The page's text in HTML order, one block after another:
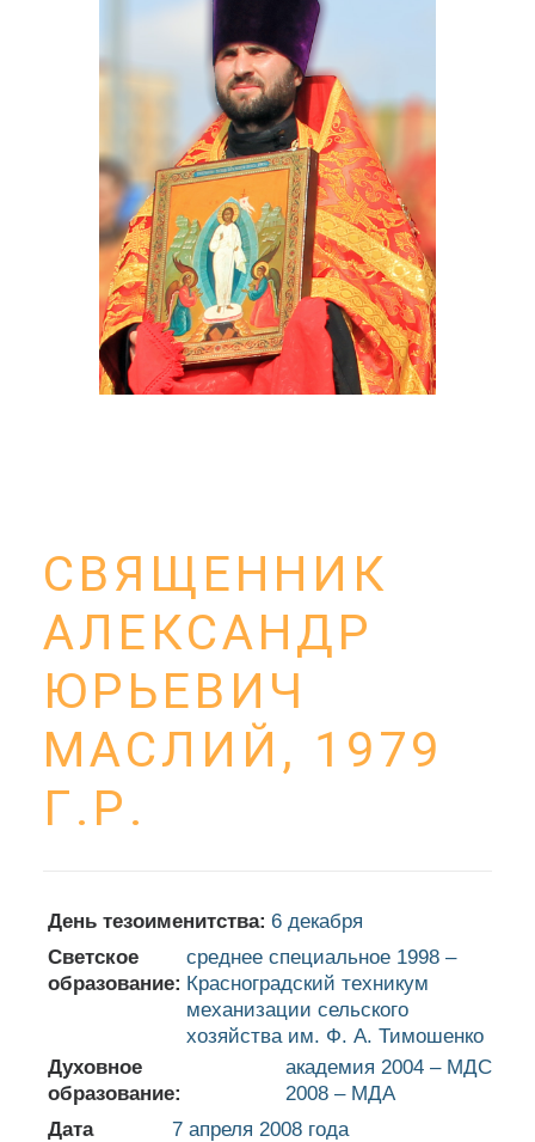
СВЯЩЕННИК
АЛЕКСАНДР
ЮРЬЕВИЧ
МАСЛИЙ, 1979
Г.Р.
День тезоименитства: 6 декабря
Светское
образование:
среднее специальное 1998 –
Красноградский техникум
механизации сельского
хозяйства им. Ф. А. Тимошенко
Духовное
образование:
академия 2004 – МДС
2008 – МДА
Дата
7 апреля 2008 года